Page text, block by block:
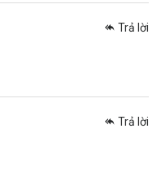
Trả lời
Trả lời